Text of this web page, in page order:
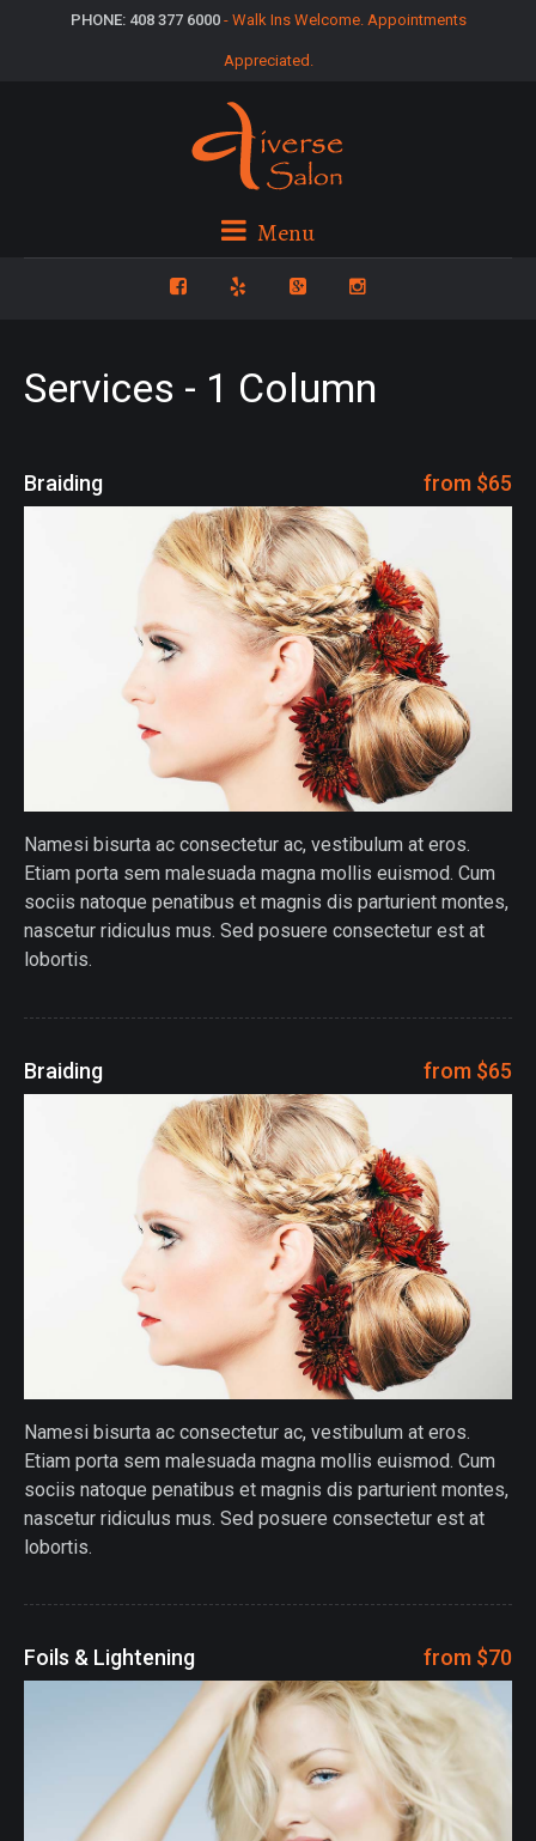
PHONE: 408 377 6000- Walk Ins Welcome. Appointments
Appreciated.
Menu
Services - 1 Column
Braiding from $65
Namesi bisurta ac consectetur ac, vestibulum at eros.
Etiam porta sem malesuada magna mollis euismod. Cum
sociis natoque penatibus et magnis dis parturient montes,
nascetur ridiculus mus. Sed posuere consectetur est at
lobortis.
Braiding from $65
Namesi bisurta ac consectetur ac, vestibulum at eros.
Etiam porta sem malesuada magna mollis euismod. Cum
sociis natoque penatibus et magnis dis parturient montes,
nascetur ridiculus mus. Sed posuere consectetur est at
lobortis.
Foils & Lightening from $70